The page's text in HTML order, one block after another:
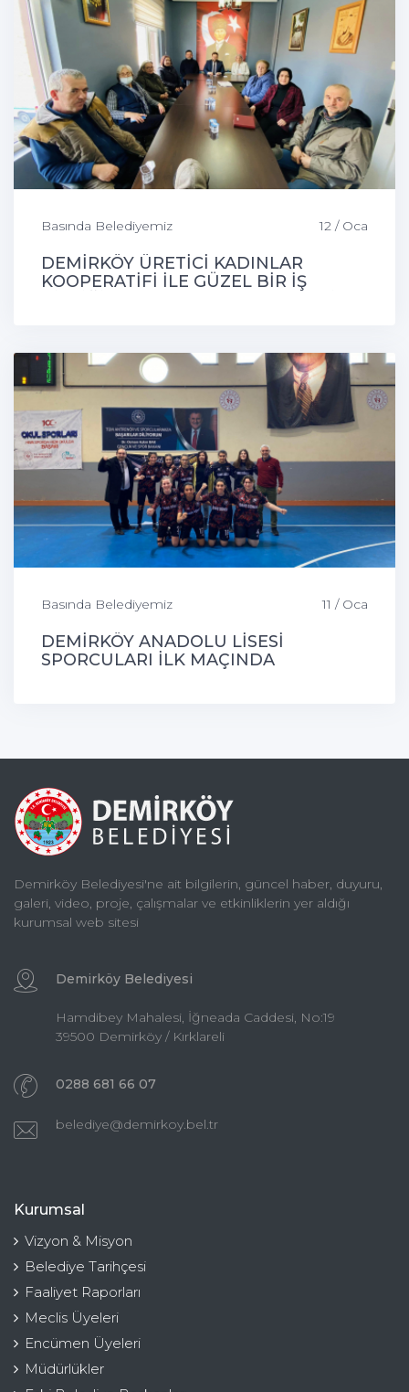
Basında Belediyemiz 12 / Oca
DEMİRKÖY ÜRETİCİ KADINLAR
KOOPERATİFİ İLE GÜZEL BİR İŞ
Basında Belediyemiz 11 / Oca
DEMİRKÖY ANADOLU LİSESİ
SPORCULARI İLK MAÇINDA
Demirköy Belediyesi'ne ait bilgilerin, güncel haber, duyuru,
galeri, video, proje, çalışmalar ve etkinliklerin yer aldığı
kurumsal web sitesi
Demirköy Belediyesi
Hamdibey Mahalesi, İğneada Caddesi, No:19
39500 Demirköy / Kırklareli
0288 681 66 07
belediye@demirkoy.bel.tr
Kurumsal
Vizyon & Misyon
Belediye Tarihçesi
Faaliyet Raporları
Meclis Üyeleri
Encümen Üyeleri
Müdürlükler